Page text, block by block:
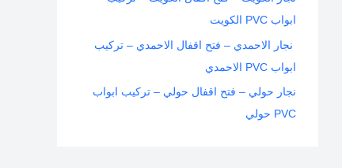
ابواب PVC الكويت
نجار الاحمدي – فتح اقفال الاحمدي – تركيب
ابواب PVC الاحمدي
نجار حولي – فتح اقفال حولي – تركيب ابواب
PVC حولي